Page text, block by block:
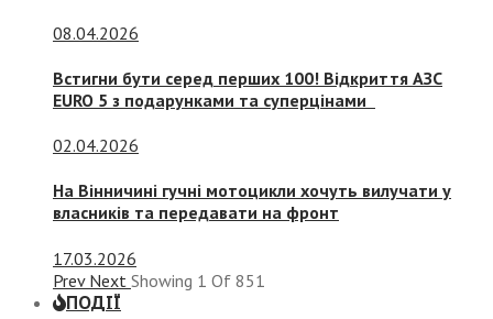
08.04.2026
Встигни бути серед перших 100! Відкриття АЗС
EURO 5 з подарунками та суперцінами
02.04.2026
На Вінничині гучні мотоцикли хочуть вилучати у
власників та передавати на фронт
17.03.2026
Prev Next Showing 1 Of 851
ПОДІЇ